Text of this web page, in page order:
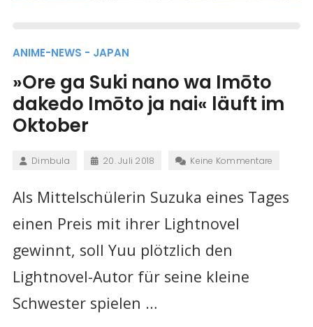
ANIME-NEWS - JAPAN
»Ore ga Suki nano wa Imōto
dakedo Imōto ja nai« läuft im
Oktober
Dimbula 20. Juli 2018 Keine Kommentare
Als Mittelschülerin Suzuka eines Tages
einen Preis mit ihrer Lightnovel
gewinnt, soll Yuu plötzlich den
Lightnovel-Autor für seine kleine
Schwester spielen …